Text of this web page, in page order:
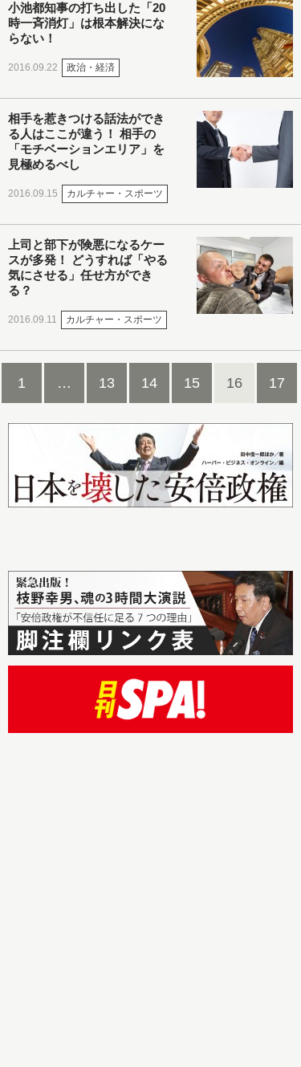
小池都知事の打ち出した「20
時一斉消灯」は根本解決にな
らない！
2016.09.22 政治・経済
相手を惹きつける話法ができ
る人はここが違う！ 相手の
「モチベーションエリア」を
見極めるべし
2016.09.15 カルチャー・スポーツ
上司と部下が険悪になるケー
スが多発！ どうすれば「やる
気にさせる」任せ方ができ
る？
2016.09.11 カルチャー・スポーツ
1 … 13 14 15 16 17